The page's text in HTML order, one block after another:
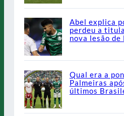
Abel explica
perdeu a
nova lesão de
Qual era a
Palmeiras
últimos